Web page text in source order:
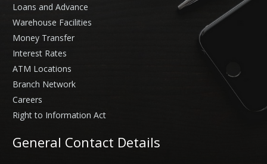
Loans and Advance
Warehouse Facilities
Money Transfer
Interest Rates
ATM Locations
Branch Network
Careers
Right to Information Act
General Contact Details